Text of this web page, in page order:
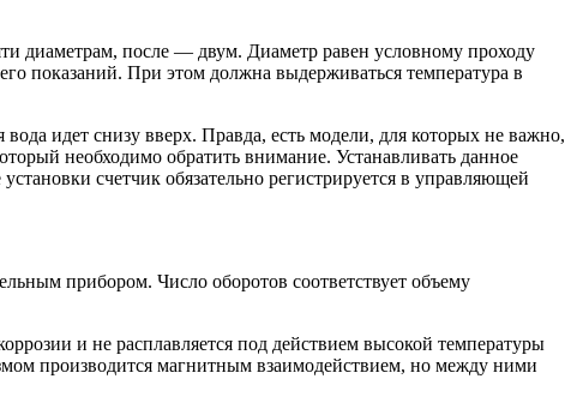
диаметрам, после — двум. Диаметр равен условному проходу
показаний. При этом должна выдерживаться температура в
идет снизу вверх. Правда, есть модели, для которых не важно,
необходимо обратить внимание. Устанавливать данное
счетчик обязательно регистрируется в управляющей
прибором. Число оборотов соответствует объему
и не расплавляется под действием высокой температуры
производится магнитным взаимодействием, но между ними